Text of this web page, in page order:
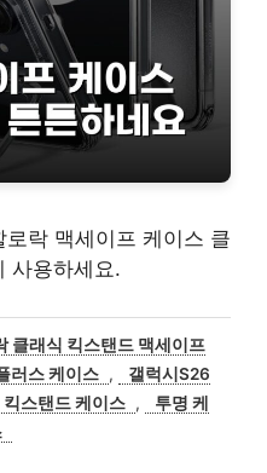
락 맥세이프 케이스 클
사용하세요.
클래식 킥스탠드 맥세이프
러스 케이스 ,
갤럭시S26
킥스탠드 케이스 ,
투명 케